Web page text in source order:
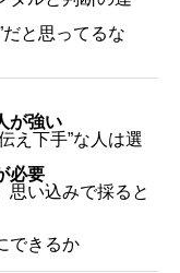
と思ってるな
が強い
え下手”な人は選
必要
い込みで採ると
できるか